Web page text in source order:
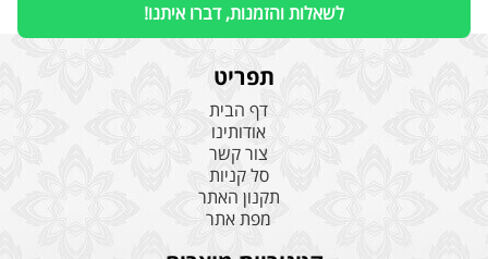
לשאלות והזמנות, דברו איתנו!
תפריט
דף הבית
אודותינו
צור קשר
סל קניות
תקנון האתר
מפת אתר